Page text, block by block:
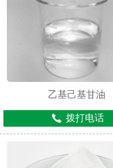
乙基己基甘油
拨打电话